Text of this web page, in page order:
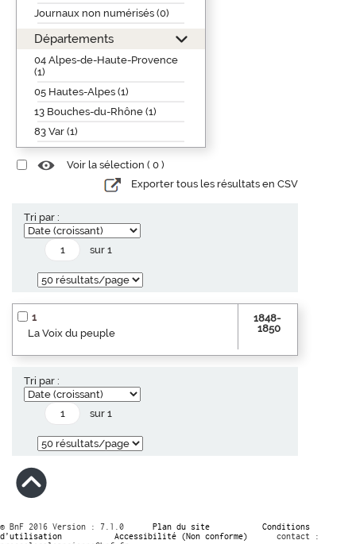
Journaux non numérisés (0)
Départements
04 Alpes-de-Haute-Provence
(1)
05 Hautes-Alpes (1)
13 Bouches-du-Rhône (1)
83 Var (1)
Voir la sélection ( 0 )
Exporter tous les résultats en CSV
Tri par :
sur 1
1
La Voix du peuple
1848-
1850
Tri par :
sur 1
© BnF 2016 Version : 7.1.0 Plan du site
Conditions
d’utilisation
Accessibilité (Non conforme)
contact :